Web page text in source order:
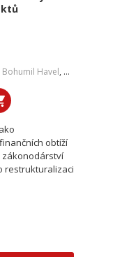
Bohumil Havel, Petr Sprinz
obtíží
zákonodárství
restrukturalizaci